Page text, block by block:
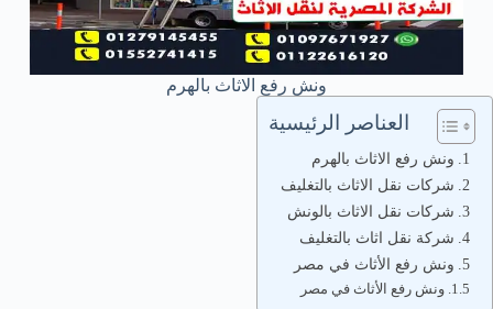
ونش رفع الاثاث بالهرم
العناصر الرئيسية
ونش رفع الاثاث بالهرم
شركات نقل الاثاث بالتغليف
شركات نقل الاثاث بالونش
شركة نقل اثاث بالتغليف
ونش رفع الأثاث في مصر
ونش رفع الأثاث في مصر